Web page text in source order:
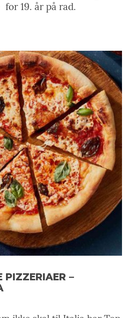
for 19. år på rad.
PIZZERIAER –